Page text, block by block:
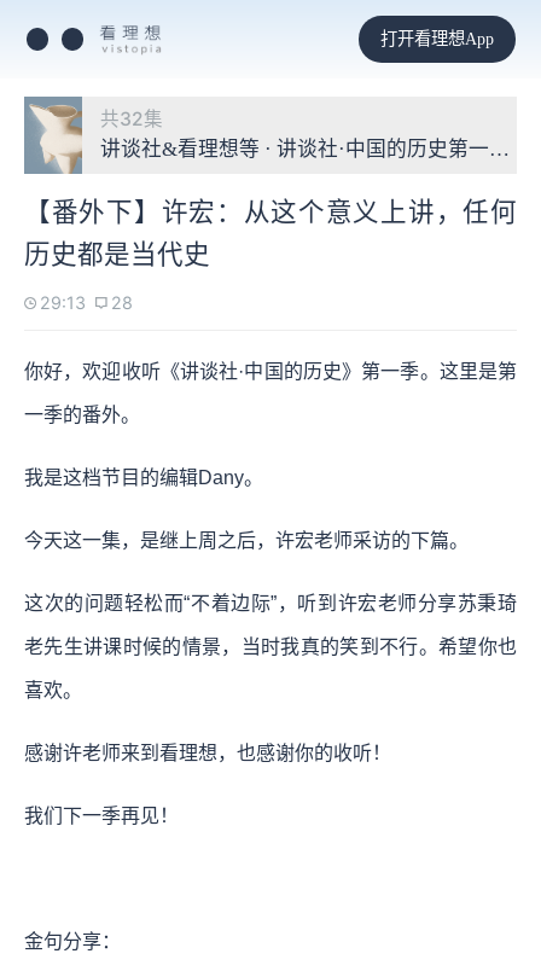
打开看理想App
共32集
讲谈社&看理想等 · 讲谈社·中国的历史第一季：
【番外下】许宏：从这个意义上讲，任何
历史都是当代史
29:13 28
你好，欢迎收听《讲谈社·中国的历史》第一季。这里是第
一季的番外。
我是这档节目的编辑Dany。
今天这一集，是继上周之后，许宏老师采访的下篇。
这次的问题轻松而“不着边际”，听到许宏老师分享苏秉琦
老先生讲课时候的情景，当时我真的笑到不行。希望你也
喜欢。
感谢许老师来到看理想，也感谢你的收听！
我们下一季再见！
金句分享：